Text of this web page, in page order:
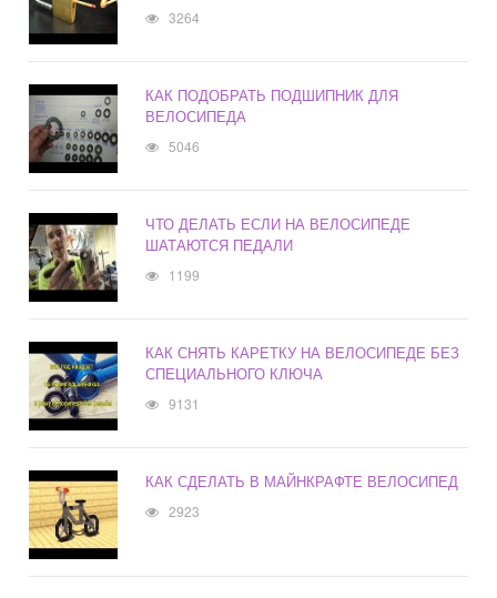
3264
КАК ПОДОБРАТЬ ПОДШИПНИК ДЛЯ
ВЕЛОСИПЕДА
5046
ЧТО ДЕЛАТЬ ЕСЛИ НА ВЕЛОСИПЕДЕ
ШАТАЮТСЯ ПЕДАЛИ
1199
КАК СНЯТЬ КАРЕТКУ НА ВЕЛОСИПЕДЕ БЕЗ
СПЕЦИАЛЬНОГО КЛЮЧА
9131
КАК СДЕЛАТЬ В МАЙНКРАФТЕ ВЕЛОСИПЕД
2923